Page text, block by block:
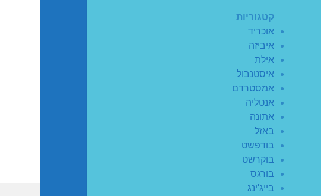
קטגוריות
אוכריד
איביזה
אילת
איסטנבול
אמסטרדם
אנטליה
אתונה
באזל
בודפשט
בוקרשט
בורגס
בייג'ינג